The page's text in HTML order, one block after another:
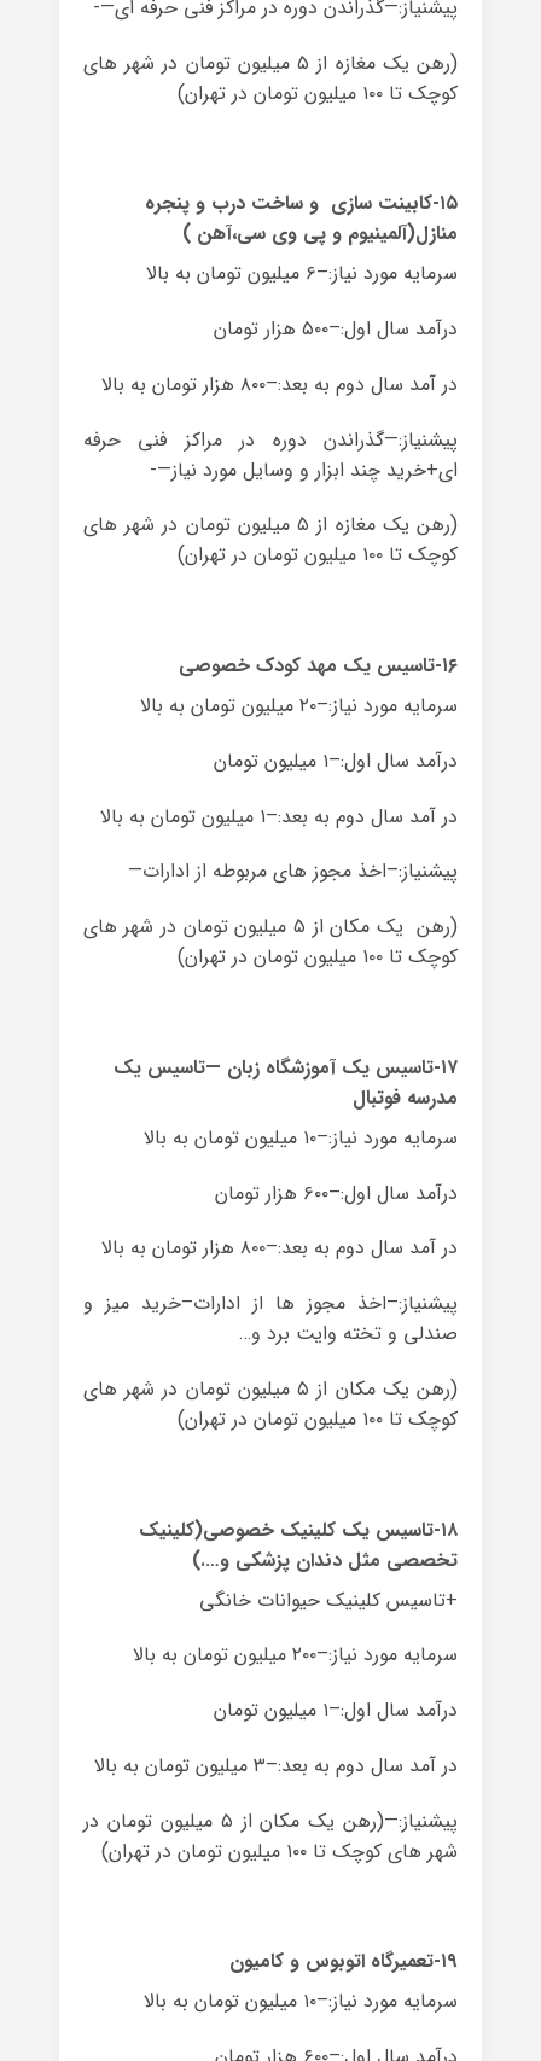
پیشنیاز:—گذراندن دوره در مراکز فنی حرفه ای—-
(رهن یک مغازه از ۵ میلیون تومان در شهر های
کوچک تا ۱۰۰ میلیون تومان در تهران)
۱۵-کابینت سازی و ساخت درب و پنجره
منازل(آلمینیوم و پی وی سی،آهن )
سرمایه مورد نیاز:–۶ میلیون تومان به بالا
درآمد سال اول:–۵۰۰ هزار تومان
در آمد سال دوم به بعد:–۸۰۰ هزار تومان به بالا
پیشنیاز:—گذراندن دوره در مراکز فنی حرفه
ای+خرید چند ابزار و وسایل مورد نیاز—-
(رهن یک مغازه از ۵ میلیون تومان در شهر های
کوچک تا ۱۰۰ میلیون تومان در تهران)
۱۶-تاسیس یک مهد کودک خصوصی
سرمایه مورد نیاز:–۲۰ میلیون تومان به بالا
درآمد سال اول:–۱ میلیون تومان
در آمد سال دوم به بعد:–۱ میلیون تومان به بالا
پیشنیاز:–اخذ مجوز های مربوطه از ادارات—
(رهن یک مکان از ۵ میلیون تومان در شهر های
کوچک تا ۱۰۰ میلیون تومان در تهران)
۱۷-تاسیس یک آموزشگاه زبان —تاسیس یک
مدرسه فوتبال
سرمایه مورد نیاز:–۱۰ میلیون تومان به بالا
درآمد سال اول:–۶۰۰ هزار تومان
در آمد سال دوم به بعد:–۸۰۰ هزار تومان به بالا
پیشنیاز:–اخذ مجوز ها از ادارات–خرید میز و
صندلی و تخته وایت برد و…
(رهن یک مکان از ۵ میلیون تومان در شهر های
کوچک تا ۱۰۰ میلیون تومان در تهران)
۱۸-تاسیس یک کلینیک خصوصی(کلینیک
تخصصی مثل دندان پزشکی و….)
+تاسیس کلینیک حیوانات خانگی
سرمایه مورد نیاز:–۲۰۰ میلیون تومان به بالا
درآمد سال اول:–۱ میلیون تومان
در آمد سال دوم به بعد:–۳ میلیون تومان به بالا
پیشنیاز:—(رهن یک مکان از ۵ میلیون تومان در
شهر های کوچک تا ۱۰۰ میلیون تومان در تهران)
۱۹-تعمیرگاه اتوبوس و کامیون
سرمایه مورد نیاز:–۱۰ میلیون تومان به بالا